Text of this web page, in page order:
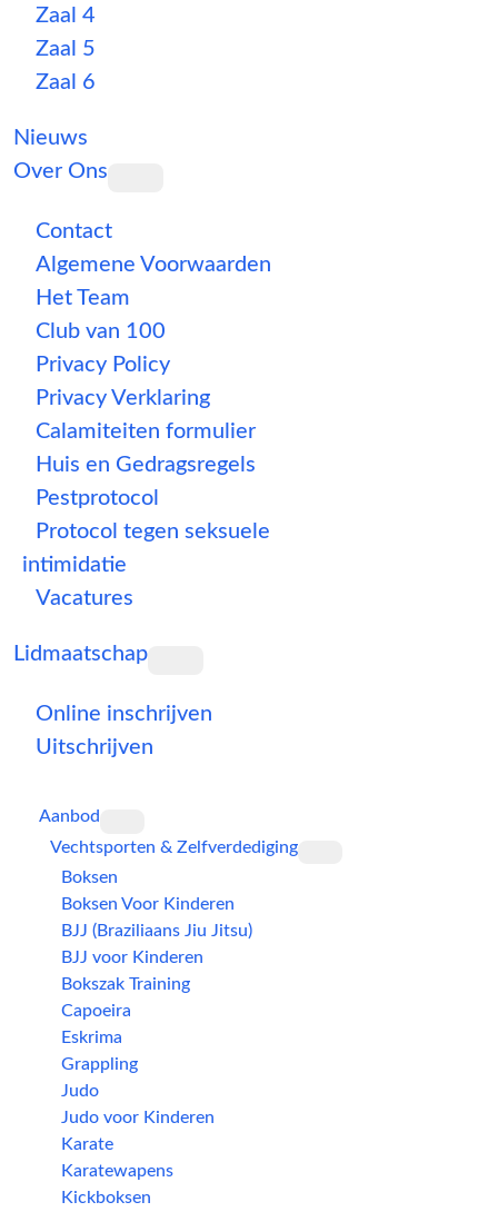
Zaal 4
Zaal 5
Zaal 6
Nieuws
Over Ons
Contact
Algemene Voorwaarden
Het Team
Club van 100
Privacy Policy
Privacy Verklaring
Calamiteiten formulier
Huis en Gedragsregels
Pestprotocol
Protocol tegen seksuele
intimidatie
Vacatures
Lidmaatschap
Online inschrijven
Uitschrijven
Aanbod
Vechtsporten & Zelfverdediging
Boksen
Boksen Voor Kinderen
BJJ (Braziliaans Jiu Jitsu)
BJJ voor Kinderen
Bokszak Training
Capoeira
Eskrima
Grappling
Judo
Judo voor Kinderen
Karate
Karatewapens
Kickboksen